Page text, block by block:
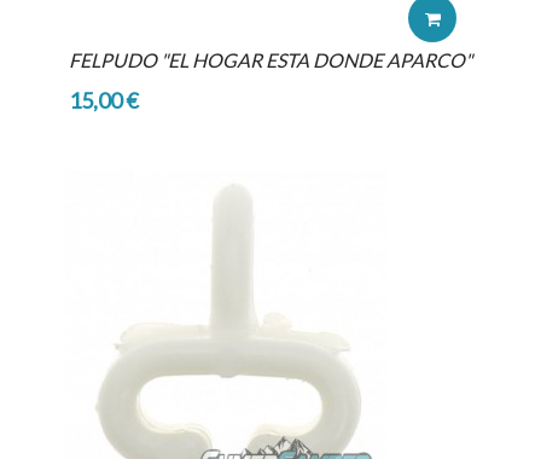
FELPUDO "EL HOGAR ESTA DONDE APARCO"
15,00 €